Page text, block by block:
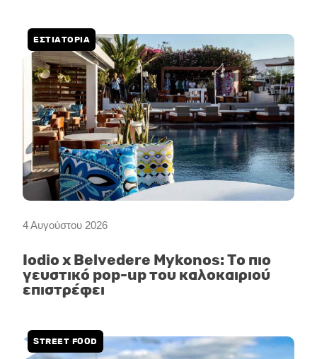
4 Αυγούστου 2026
ΕΣΤΙΑΤΟΡΙΑ
Iodio x Belvedere Mykonos: Το πιο
γευστικό pop-up του καλοκαιριού
επιστρέφει
STREET FOOD